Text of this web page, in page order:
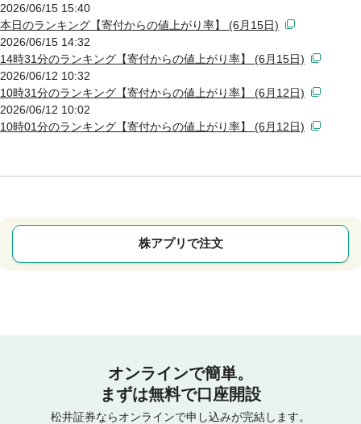
2026/06/15 15:40
本日のランキング【寄付からの値上がり率】 (6月15日)
2026/06/15 14:32
14時31分のランキング【寄付からの値上がり率】 (6月15日)
2026/06/12 10:32
10時31分のランキング【寄付からの値上がり率】 (6月12日)
2026/06/12 10:02
10時01分のランキング【寄付からの値上がり率】 (6月12日)
株アプリで注文
オンラインで簡単。
まずは無料で口座開設
松井証券ならオンラインで申し込みが完結します。